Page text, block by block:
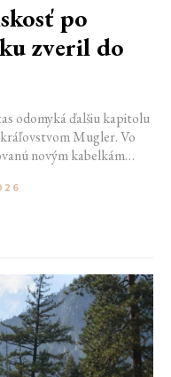
po
zveril do
odomyká ďalšiu kapitolu
Mugler. Vo
novým kabelkám
kombinuje výrazy